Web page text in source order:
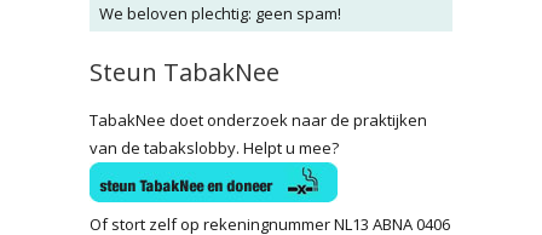
We beloven plechtig: geen spam!
Steun TabakNee
TabakNee doet onderzoek naar de praktijken
van de tabakslobby. Helpt u mee?
Of stort zelf op rekeningnummer NL13 ABNA 0406